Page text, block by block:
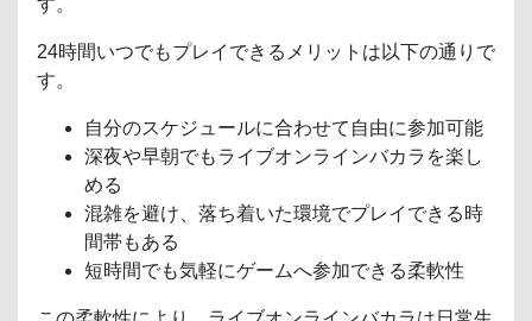
す。
24時間いつでもプレイできるメリットは以下の通りで
す。
自分のスケジュールに合わせて自由に参加可能
深夜や早朝でもライブオンラインバカラを楽し
める
混雑を避け、落ち着いた環境でプレイできる時
間帯もある
短時間でも気軽にゲームへ参加できる柔軟性